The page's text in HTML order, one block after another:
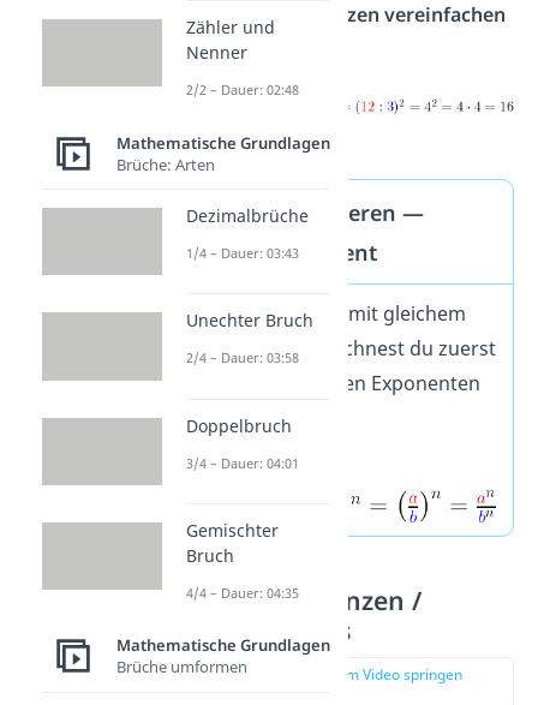
Beispiele für Potenzen vereinfachen
(Division):
Potenzen dividieren —
gleicher Exponent
Bei einer Division mit gleichem
Exponenten berechnest du zuerst
Den Exponenten
lässt du stehen.
Negative Potenzen /
Negative Basis
zur Stelle im Video springen
Zähler und
Nenner
2/2 – Dauer: 02:48
Mathematische Grundlagen
Brüche: Arten
Dezimalbrüche
1/4 – Dauer: 03:43
Unechter Bruch
2/4 – Dauer: 03:58
Doppelbruch
3/4 – Dauer: 04:01
Gemischter
Bruch
4/4 – Dauer: 04:35
Mathematische Grundlagen
Brüche umformen